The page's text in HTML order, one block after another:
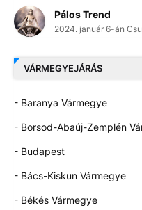
Pálos Trend
2024. január 6-án
VÁRMEGYEJÁRÁS
- Baranya Vármegye
- Borsod-Abaúj-Zemplén
- Budapest
- Bács-Kiskun Vármegye
- Békés Vármegye